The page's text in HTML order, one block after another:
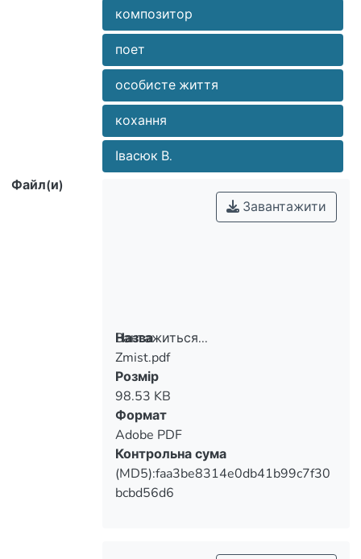
композитор
поет
особисте життя
кохання
Івасюк В.
Файл(и)
Вантажиться...
Вантажиться...
Завантажити
Назва
Zmist.pdf
Розмір
98.53 KB
Формат
Adobe PDF
Контрольна сума
(MD5):faa3be8314e0db41b99c7f30
bcbd56d6